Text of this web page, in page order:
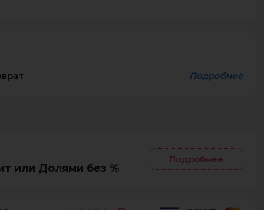
Подробнее
или Долями без %
Подробнее